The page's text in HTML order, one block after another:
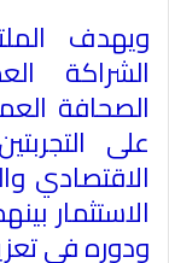
ويهدف
الشراكة
الصحافة
على
الاقتصادي
الاستثمار
ودوره في